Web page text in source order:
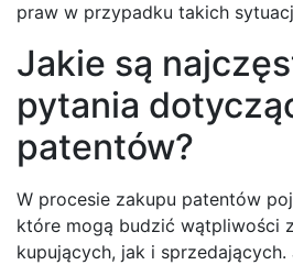
praw w przypadku takich
Jakie są
pytania
patentów?
W procesie zakupu patentów
które mogą budzić wątpliwości
kupujących, jak i